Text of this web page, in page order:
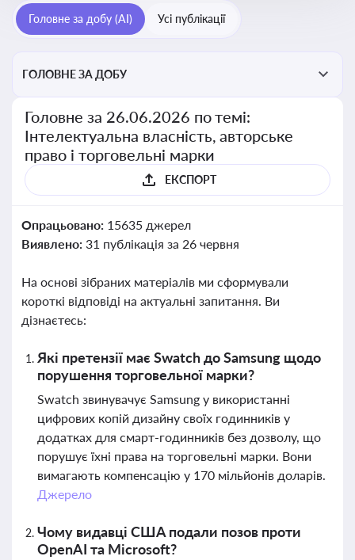
власності, а також змін у законодавстві у цій сфері
Головне за добу (AI) Усі публікації
ГОЛОВНЕ ЗА ДОБУ
Головне за 26.06.2026 по темі:
Інтелектуальна власність, авторське
право і торговельні марки
ЕКСПОРТ
Опрацьовано: 15635 джерел
Виявлено: 31 публікація за 26 червня
На основі зібраних матеріалів ми сформували
короткі відповіді на актуальні запитання. Ви
дізнаєтесь:
Які претензії має Swatch до Samsung щодо
порушення торговельної марки?
Swatch звинувачує Samsung у використанні
цифрових копій дизайну своїх годинників у
додатках для смарт-годинників без дозволу, що
порушує їхні права на торговельні марки. Вони
вимагають компенсацію у 170 мільйонів доларів.
Джерело
Чому видавці США подали позов проти
OpenAI та Microsoft?